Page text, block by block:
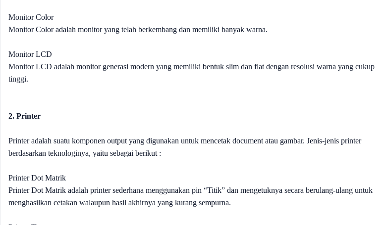
Monitor Color
Monitor Color adalah monitor yang telah berkembang dan memiliki banyak warna.
Monitor LCD
Monitor LCD adalah monitor generasi modern yang memiliki bentuk slim dan flat dengan resolusi warna yang cukup
tinggi.
2. Printer
Printer adalah suatu komponen output yang digunakan untuk mencetak document atau gambar. Jenis-jenis printer
berdasarkan teknologinya, yaitu sebagai berikut :
Printer Dot Matrik
Printer Dot Matrik adalah printer sederhana menggunakan pin “Titik” dan mengetuknya secara berulang-ulang untuk
menghasilkan cetakan walaupun hasil akhirnya yang kurang sempurna.